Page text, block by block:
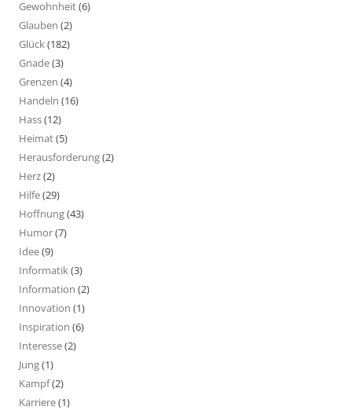
Gewohnheit(6)
Glauben (2)
Glück(182)
Gnade(3)
Grenzen (4)
Handeln (16)
Hass(12)
Heimat(5)
Herausforderung(2)
Herz(2)
Hilfe(29)
Hoffnung(43)
Humor(7)
Idee(9)
Informatik(3)
Information (2)
Innovation (1)
Inspiration (6)
Interesse(2)
Jung(1)
Kampf(2)
Karriere(1)